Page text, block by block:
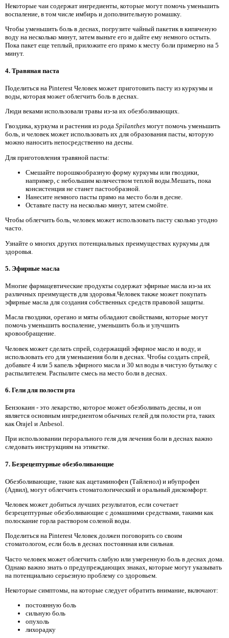
Некоторые чаи содержат ингредиенты, которые могут помочь уменьшить
воспаление, в том числе имбирь и дополнительную ромашку.
Чтобы уменьшить боль в деснах, погрузите чайный пакетик в кипяченую
воду на несколько минут, затем выньте его и дайте ему немного остыть.
Пока пакет еще теплый, приложите его прямо к месту боли примерно на 5
минут.
4. Травяная паста
Поделиться на Pinterest Человек может приготовить пасту из куркумы и
воды, которая может облегчить боль в деснах.
Люди веками использовали травы из-за их обезболивающих.
Гвоздика, куркума и растения из рода Spilanthes могут помочь уменьшить
боль, и человек может использовать их для образования пасты, которую
можно наносить непосредственно на десны.
Для приготовления травяной пасты:
Смешайте порошкообразную форму куркумы или гвоздики,
например, с небольшим количеством теплой воды.Мешать, пока
консистенция не станет пастообразной.
Нанесите немного пасты прямо на место боли в десне.
Оставьте пасту на несколько минут, затем смойте.
Чтобы облегчить боль, человек может использовать пасту сколько угодно
часто.
Узнайте о многих других потенциальных преимуществах куркумы для
здоровья.
5. Эфирные масла
Многие фармацевтические продукты содержат эфирные масла из-за их
различных преимуществ для здоровья.Человек также может покупать
эфирные масла для создания собственных средств правовой защиты.
Масла гвоздики, орегано и мяты обладают свойствами, которые могут
помочь уменьшить воспаление, уменьшить боль и улучшить
кровообращение.
Человек может сделать спрей, содержащий эфирное масло и воду, и
использовать его для уменьшения боли в деснах. Чтобы создать спрей,
добавьте 4 или 5 капель эфирного масла и 30 мл воды в чистую бутылку с
распылителем. Распылите смесь на место боли в деснах.
6. Гели для полости рта
Бензокаин - это лекарство, которое может обезболивать десны, и он
является основным ингредиентом обычных гелей для полости рта, таких
как Orajel и Anbesol.
При использовании перорального геля для лечения боли в деснах важно
следовать инструкциям на этикетке.
7. Безрецептурные обезболивающие
Обезболивающие, такие как ацетаминофен (Тайленол) и ибупрофен
(Адвил), могут облегчить стоматологический и оральный дискомфорт.
Человек может добиться лучших результатов, если сочетает
безрецептурные обезболивающие с домашними средствами, такими как
полоскание горла раствором соленой воды.
Поделиться на Pinterest Человек должен поговорить со своим
стоматологом, если боль в деснах постоянная или сильная.
Часто человек может облегчить слабую или умеренную боль в деснах дома.
Однако важно знать о предупреждающих знаках, которые могут указывать
на потенциально серьезную проблему со здоровьем.
Некоторые симптомы, на которые следует обратить внимание, включают:
постоянную боль
сильную боль
опухоль
лихорадку